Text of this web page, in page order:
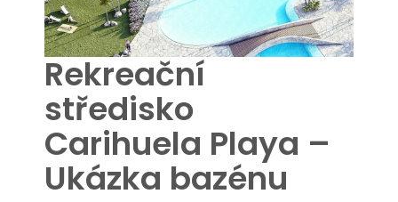
Rekreační
středisko
Carihuela Playa –
Ukázka bazénu